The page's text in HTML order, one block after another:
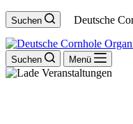
Suchen Deutsche
Suchen Menü